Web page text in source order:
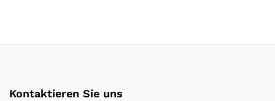
Kontaktieren Sie uns